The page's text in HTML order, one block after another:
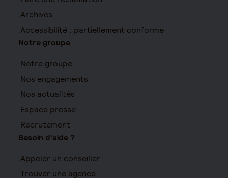
Archives
Accessibilité : partiellement conforme
Notre groupe
Notre groupe
Nos engagements
Nos actualités
Espace presse
Recrutement
Besoin d'aide ?
Appeler un conseiller
Trouver une agence